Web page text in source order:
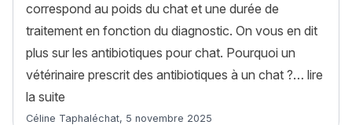
correspond au poids du chat et une durée de
traitement en fonction du diagnostic. On vous en dit
plus sur les antibiotiques pour chat. Pourquoi un
vétérinaire prescrit des antibiotiques à un chat ?… lire
la suite
Article rédigé par
Céline Taphaléchat, 5 novembre 2025